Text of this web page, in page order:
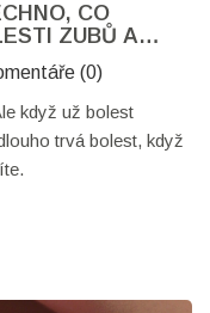
CO
ZUBŮ A
(0)
když už bolest
trvá bolest, když